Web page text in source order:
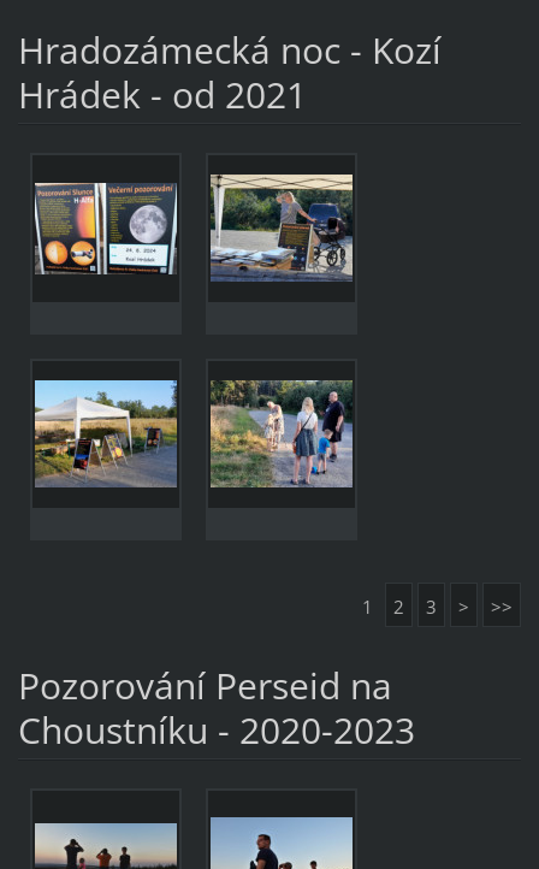
Hradozámecká noc - Kozí
Hrádek - od 2021
1 2 3 > >>
Pozorování Perseid na
Choustníku - 2020-2023